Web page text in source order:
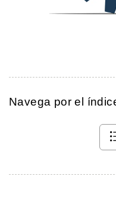
Navega por el